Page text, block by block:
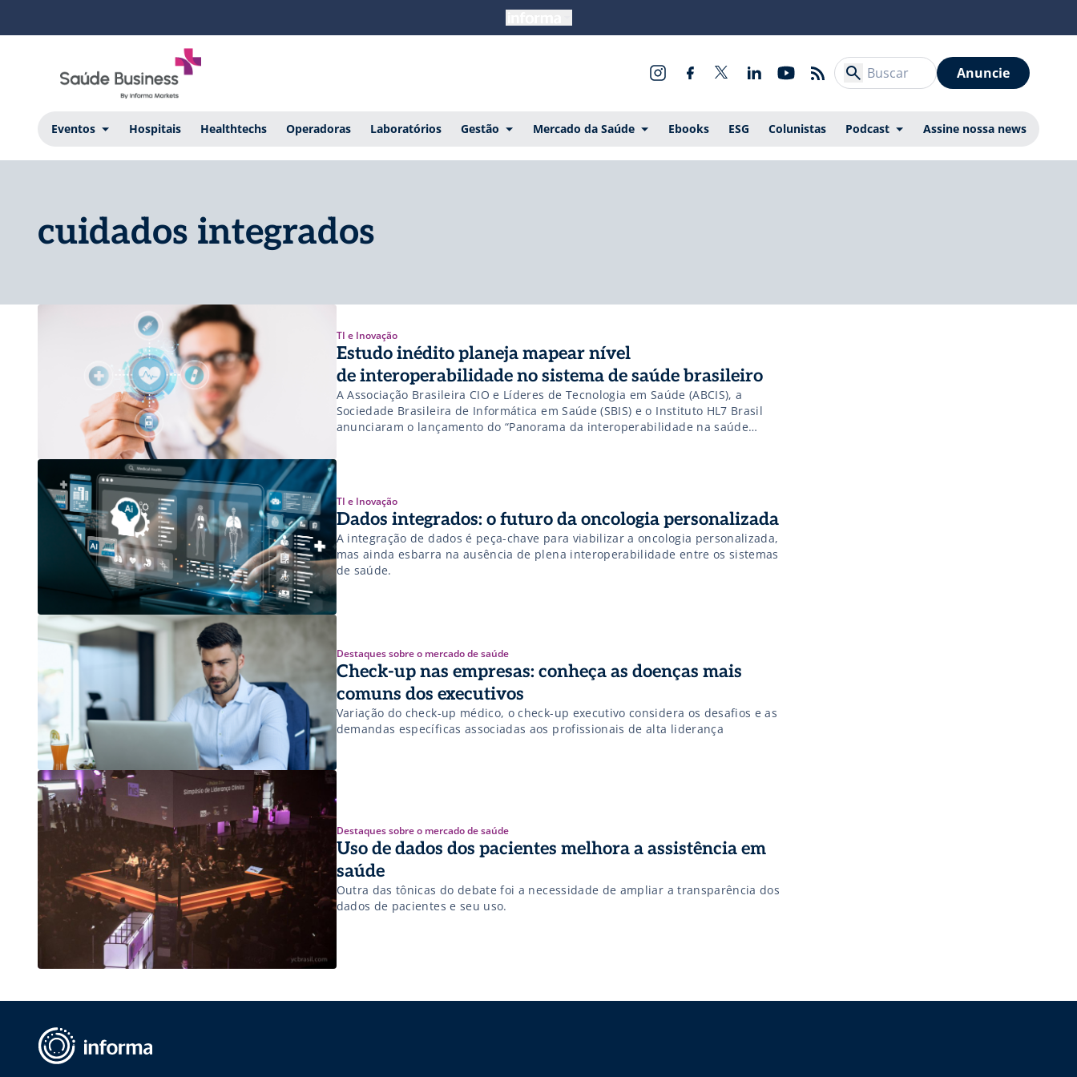
Anuncie
Eventos Hospitais Healthtechs Operadoras Laboratórios Gestão Mercado da Saúde Ebooks ESG Colunistas Podcast Assine nossa news
cuidados integrados
TI e Inovação
Estudo inédito planeja mapear nível
de interoperabilidade no sistema de saúde brasileiro
A Associação Brasileira CIO e Líderes de Tecnologia em Saúde (ABCIS), a
Sociedade Brasileira de Informática em Saúde (SBIS) e o Instituto HL7 Brasil
anunciaram o lançamento do “Panorama da interoperabilidade na saúde
país nesse tema tão necessário e estratégico para o setor. A Pesquisa
Nacional sobre o […]
TI e Inovação
Dados integrados: o futuro da oncologia personalizada
A integração de dados é peça-chave para viabilizar a oncologia personalizada,
mas ainda esbarra na ausência de plena interoperabilidade entre os sistemas
de saúde.
Destaques sobre o mercado de saúde
Check-up nas empresas: conheça as doenças mais
comuns dos executivos
Variação do check-up médico, o check-up executivo considera os desafios e as
demandas específicas associadas aos profissionais de alta liderança
Destaques sobre o mercado de saúde
Uso de dados dos pacientes melhora a assistência em
saúde
Outra das tônicas do debate foi a necessidade de ampliar a transparência dos
dados de pacientes e seu uso.